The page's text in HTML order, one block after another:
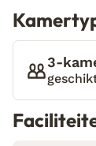
combinatie
plaatje. Villa
rustig deel
vulkaan.
onder de
buiten.
3-